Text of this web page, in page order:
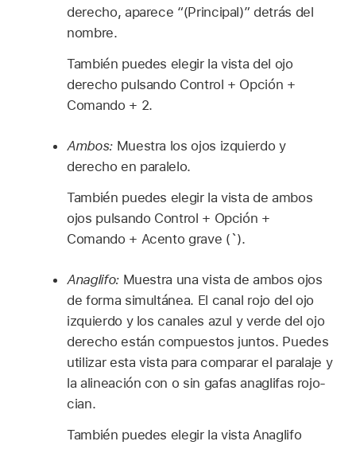
derecho, aparece “(Principal)” detrás del
nombre.
También puedes elegir la vista del ojo
derecho pulsando Control + Opción +
Comando + 2.
Ambos:Muestra los ojos izquierdo y
derecho en paralelo.
También puedes elegir la vista de ambos
ojos pulsando Control + Opción +
Comando + Acento grave (`).
Anaglifo:Muestra una vista de ambos ojos
de forma simultánea. El canal rojo del ojo
izquierdo y los canales azul y verde del ojo
derecho están compuestos juntos. Puedes
utilizar esta vista para comparar el paralaje y
la alineación con o sin gafas anaglifas rojo-
cian.
También puedes elegir la vista Anaglifo